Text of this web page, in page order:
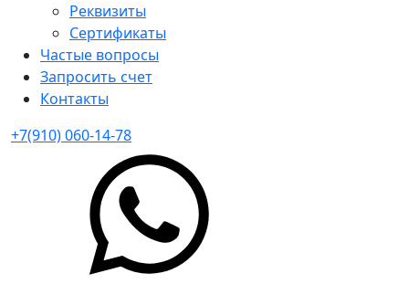
Реквизиты
Сертификаты
Частые вопросы
Запросить счет
Контакты
+7(910) 060-14-78